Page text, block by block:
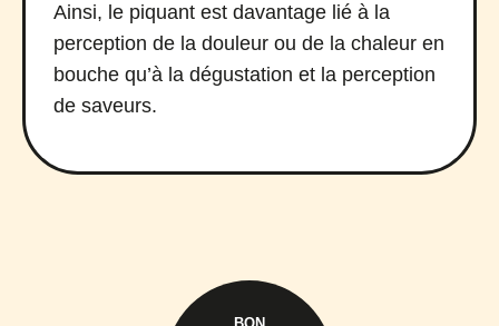
Ainsi, le piquant est davantage lié à la
perception de la douleur ou de la chaleur en
bouche qu’à la dégustation et la perception
de saveurs.